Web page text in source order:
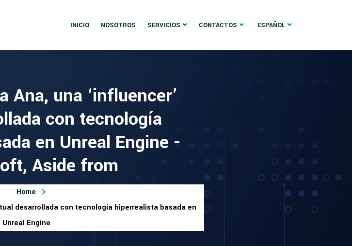
INICIO NOSOTROS SERVICIOS CONTACTOS ESPAÑOL
Ana, una ‘influencer’
con tecnología
en Unreal Engine -
Aside from
Home
desarrollada con tecnología hiperrealista basada en
Unreal Engine